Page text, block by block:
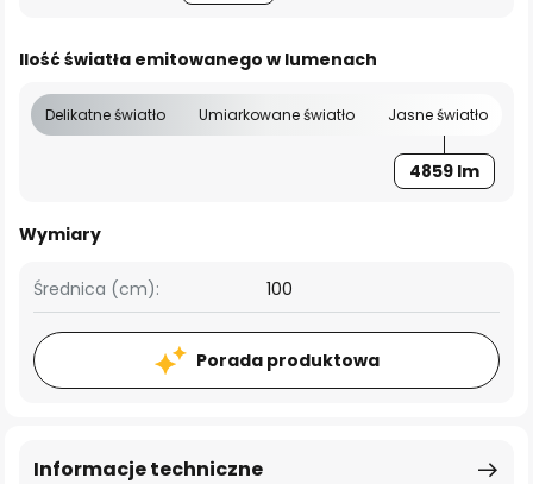
Ilość światła emitowanego w lumenach
Delikatne światło Umiarkowane światło Jasne światło
4859 lm
Wymiary
Średnica (cm): 100
Porada produktowa
Informacje techniczne